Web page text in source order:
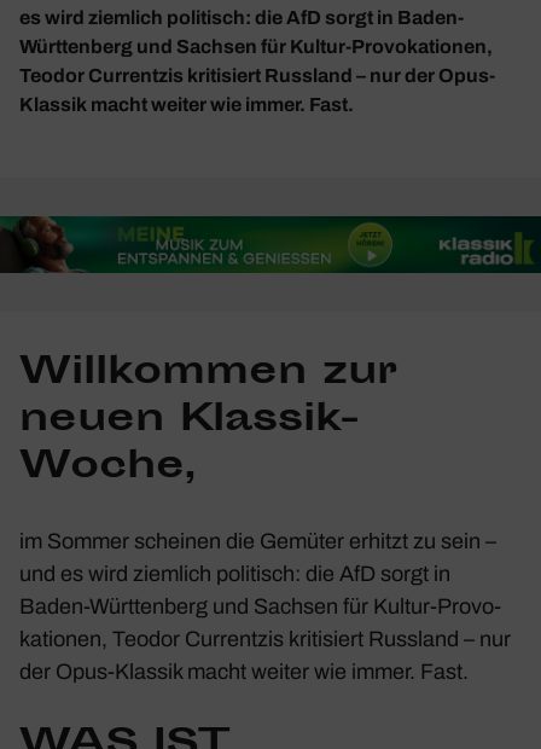
es wird ziemlich politisch: die AfD sorgt in Baden-
Württenberg und Sachsen für Kultur-Provokationen,
Teodor Currentzis kritisiert Russland – nur der Opus-
Klassik macht weiter wie immer. Fast.
Will­kommen zur
neuen Klassik-
Woche,
im Sommer scheinen die Gemüter erhitzt zu sein –
und es wird ziem­lich poli­tisch: die AfD sorgt in
Baden-Würt­ten­berg und Sachsen für Kultur-Provo­
ka­tionen, Teodor Curr­entzis kriti­siert Russ­land – nur
der Opus-Klassik macht weiter wie immer. Fast.